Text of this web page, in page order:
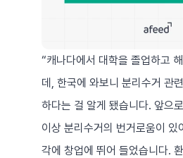
“캐나다에서 대학을 졸업하고
데, 한국에 와보니 분리수거 관
하다는 걸 알게 됐습니다. 앞으
이상 분리수거의 번거로움이 있
각에 창업에 뛰어 들었습니다.